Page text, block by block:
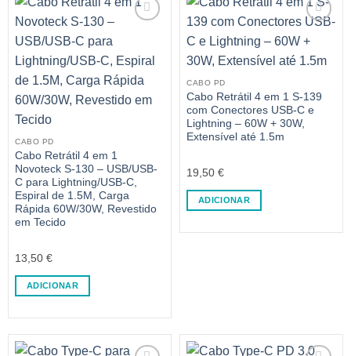
CABO PD
Cabo Retrátil 4 em 1
Novoteck S-130 – USB/USB-
C para Lightning/USB-C,
Espiral de 1.5M, Carga
Rápida 60W/30W, Revestido
em Tecido
13,50 €
ADICIONAR
CABO PD
Cabo Retrátil 4 em 1 S-139
com Conectores USB-C e
Lightning – 60W + 30W,
Extensível até 1.5m
19,50 €
ADICIONAR